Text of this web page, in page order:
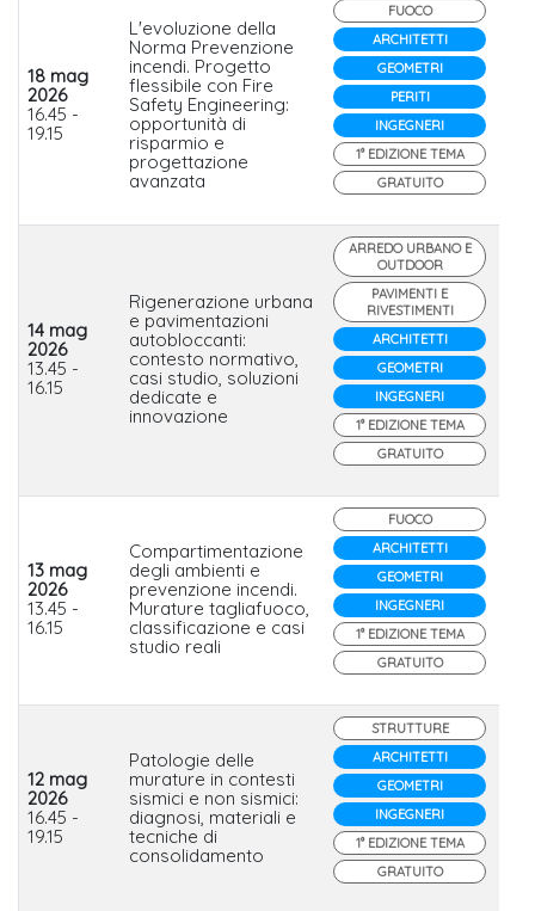
18 mag
2026
16.45 -
19.15
L'evoluzione della
Norma Prevenzione
incendi. Progetto
flessibile con Fire
Safety Engineering:
opportunità di
risparmio e
progettazione
avanzata
FUOCO
ARCHITETTI
GEOMETRI
PERITI
INGEGNERI
1° EDIZIONE TEMA
GRATUITO
14 mag
2026
13.45 -
16.15
Rigenerazione urbana
e pavimentazioni
autobloccanti:
contesto normativo,
casi studio, soluzioni
dedicate e
innovazione
ARREDO URBANO E
OUTDOOR
PAVIMENTI E
RIVESTIMENTI
ARCHITETTI
GEOMETRI
INGEGNERI
1° EDIZIONE TEMA
GRATUITO
13 mag
2026
13.45 -
16.15
Compartimentazione
degli ambienti e
prevenzione incendi.
Murature tagliafuoco,
classificazione e casi
studio reali
FUOCO
ARCHITETTI
GEOMETRI
INGEGNERI
1° EDIZIONE TEMA
GRATUITO
12 mag
2026
16.45 -
19.15
Patologie delle
murature in contesti
sismici e non sismici:
diagnosi, materiali e
tecniche di
consolidamento
STRUTTURE
ARCHITETTI
GEOMETRI
INGEGNERI
1° EDIZIONE TEMA
GRATUITO